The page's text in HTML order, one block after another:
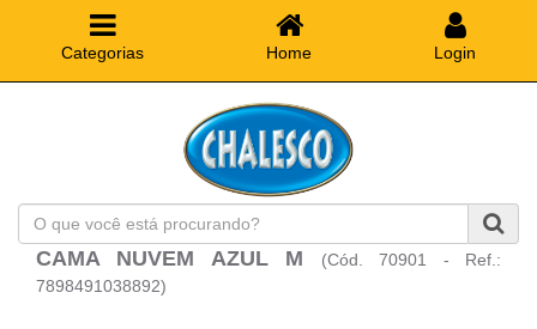
Categorias Home Login
que
você
está
CAMA NUVEM AZUL M
(Cód. 70901 - Ref.:
7898491038892)